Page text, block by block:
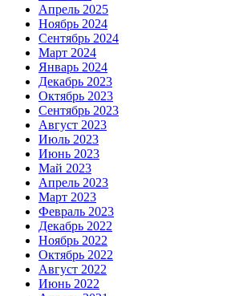
Апрель 2025
Ноябрь 2024
Сентябрь 2024
Март 2024
Январь 2024
Декабрь 2023
Октябрь 2023
Сентябрь 2023
Август 2023
Июль 2023
Июнь 2023
Май 2023
Апрель 2023
Март 2023
Февраль 2023
Декабрь 2022
Ноябрь 2022
Октябрь 2022
Август 2022
Июнь 2022